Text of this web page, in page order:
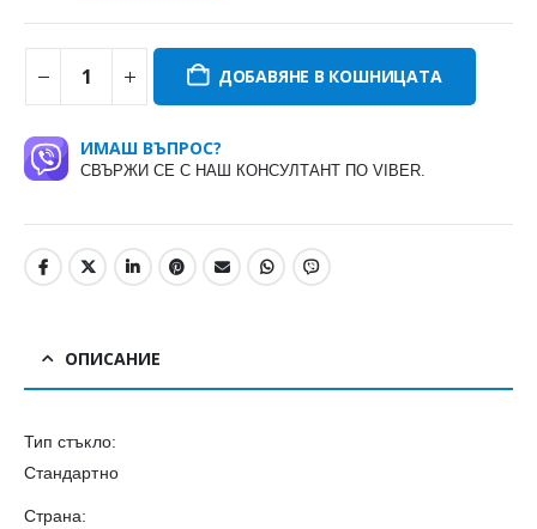
ДОБАВЯНЕ В КОШНИЦАТА
ИМАШ ВЪПРОС?
СВЪРЖИ СЕ С НАШ КОНСУЛТАНТ ПО VIBER.
ОПИСАНИЕ
Тип стъкло:
Стандартно
Страна: